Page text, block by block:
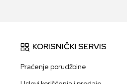
KORISNIČKI SERVIS
Praćenje porudžbine